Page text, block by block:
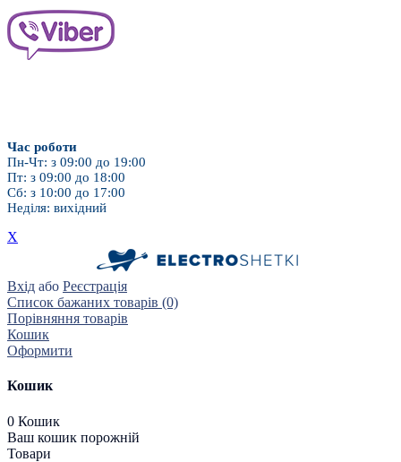
Дитячі насадки
Для брекет-систем
Час роботи
Пн-Чт: з 09:00 до 19:00
Пт: з 09:00 до 18:00
Сб: з 10:00 до 17:00
Неділя: вихідний
X
Вхід або Реєстрація
Список бажаних товарів (0)
Порівняння товарів
Кошик
Оформити
Кошик
0 Кошик
Ваш кошик порожній
Товари